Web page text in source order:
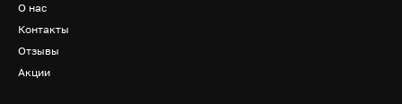
О нас
Контакты
Отзывы
Акции